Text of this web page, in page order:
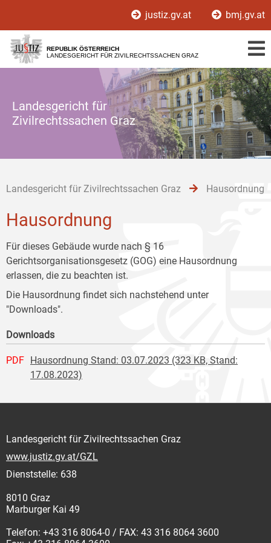
[1]
[2]
[3]
justiz.gv.at bmj.gv.at
REPUBLIK ÖSTERREICH
LANDESGERICHT FÜR ZIVILRECHTSSACHEN GRAZ
Landesgericht für
Zivilrechtssachen Graz
Landesgericht für Zivilrechtssachen Graz Hausordnung
Hausordnung
Für dieses Gebäude wurde nach § 16
Gerichtsorganisationsgesetz (GOG) eine Hausordnung
erlassen, die zu beachten ist.
Die Hausordnung findet sich nachstehend unter
"Downloads".
Downloads
PDF
Hausordnung Stand: 03.07.2023 (323 KB, Stand:
17.08.2023)
Landesgericht für Zivilrechtssachen Graz
www.justiz.gv.at/GZL
Dienststelle: 638
8010 Graz
Marburger Kai 49
Telefon: +43 316 8064-0 / FAX: 43 316 8064 3600